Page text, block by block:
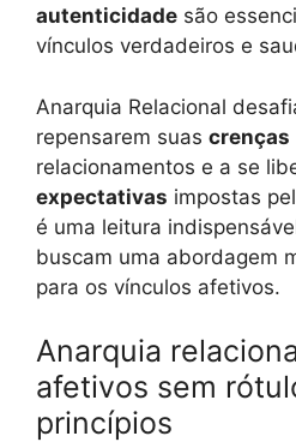
autenticidade são
vínculos verdadeiros e
Anarquia Relacional
repensarem suas crenças
relacionamentos e a se
expectativas impostas
é uma leitura
buscam uma abordagem
para os vínculos afetivos.
Anarquia
afetivos sem
princípios